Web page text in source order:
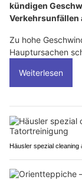
kündigen
Verkehrsunfällen
Zu hohe
Hauptursachen
Weiterlesen
Häusler spezial